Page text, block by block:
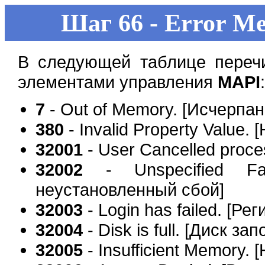
Шаг 66 - Error
В следующей таблице
элементами управления MAPI:
7 - Out of Memory.
380 - Invalid Property Value.
32001 - User Cancelled
32002 - Unspecified
неустановленный сбой]
32003 - Login has failed.
32004 - Disk is full. [Диск
32005 - Insufficient Memory.